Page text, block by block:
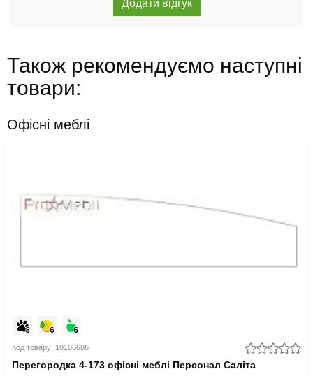
Також рекомендуємо наступні
товари:
Офісні меблі
Код товару: 10108686
Перегородка 4-173 офісні меблі Персонал Саліта